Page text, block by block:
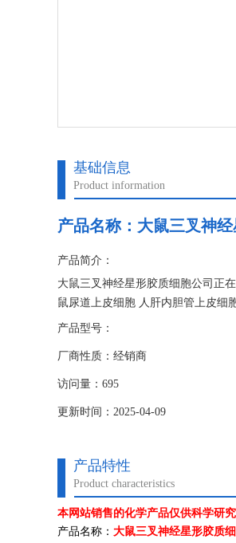
基础信息
Product information
产品名称： 大鼠三叉神
产品简介：
大鼠三叉神经星形胶质细胞公司正
鼠尿道上皮细胞 人肝内胆管上皮细
产品型号：
厂商性质：经销商
访问量：695
更新时间：2025-04-09
产品特性
Product characteristics
本网站销售的化学产品仅供科学研
产品名称： 大鼠三叉神经星形胶质